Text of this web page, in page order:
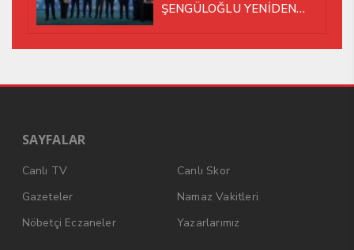
ŞENGÜLOĞLU YENİDEN
SAYFALAR
Canlı TV
Canlı Skor
Gazeteler
Namaz Vakitleri
Nöbetçi Eczaneler
Yazarlarımız